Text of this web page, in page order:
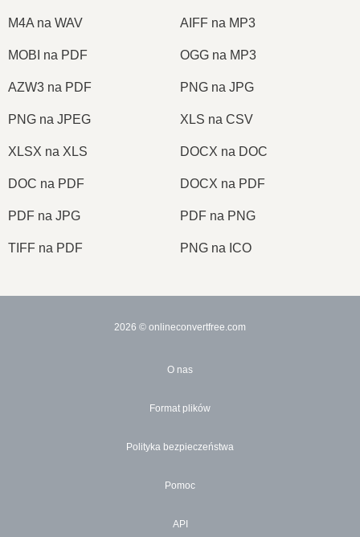
M4A na WAV AIFF na MP3
MOBI na PDF OGG na MP3
AZW3 na PDF PNG na JPG
PNG na JPEG XLS na CSV
XLSX na XLS DOCX na DOC
DOC na PDF DOCX na PDF
PDF na JPG PDF na PNG
TIFF na PDF PNG na ICO
2026 © onlineconvertfree.com
O nas
Format plików
Polityka bezpieczeństwa
Pomoc
API